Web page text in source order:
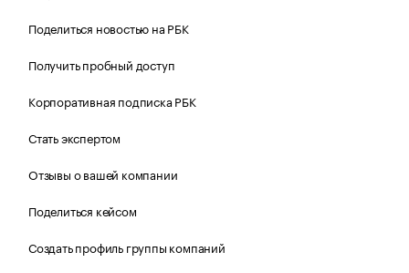
Поделиться новостью на РБК
Получить пробный доступ
Корпоративная подписка РБК
Стать экспертом
Отзывы о вашей компании
Поделиться кейсом
Создать профиль группы компаний